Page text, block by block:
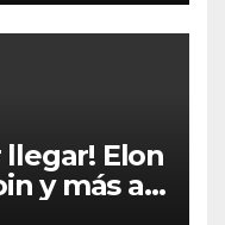
llegar! Elon
y más al